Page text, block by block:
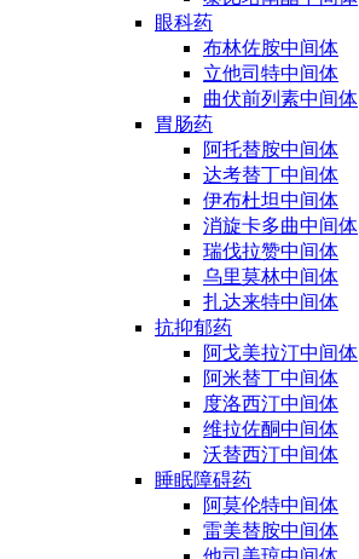
眼科药
布林佐胺中间体
立他司特中间体
曲伏前列素中间体
胃肠药
阿托替胺中间体
达考替丁中间体
伊布杜坦中间体
消旋卡多曲中间体
瑞伐拉赞中间体
乌里莫林中间体
扎达来特中间体
抗抑郁药
阿戈美拉汀中间体
阿米替丁中间体
度洛西汀中间体
维拉佐酮中间体
沃替西汀中间体
睡眠障碍药
阿莫伦特中间体
雷美替胺中间体